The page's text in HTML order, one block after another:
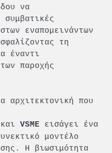
να
συμβατικές
εναπομεινάντων
τη
έναντι
παροχής
αρχιτεκτονική που
και VSME εισάγει ένα
μοντέλο
Η βιωσιμότητα